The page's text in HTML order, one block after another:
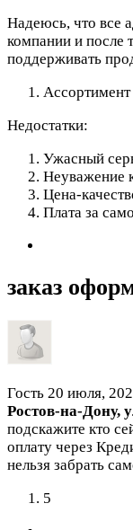
Надеюсь, что все
компании и после
поддерживать
Ассортимент
Недостатки:
Ужасный
Неуважение
Цена-
Плата за
заказ
Гость 20 июля,
Ростов-на-Дону,
подскажите кто
оплату через
нельзя забрать
5